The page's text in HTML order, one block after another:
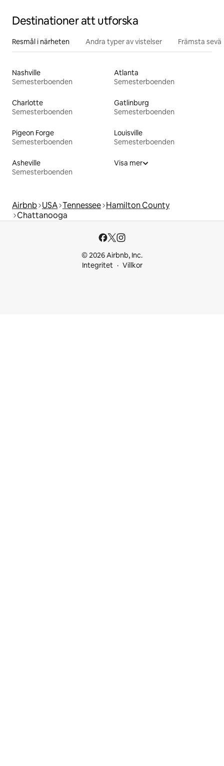
Destinationer att utforska
Resmål i närheten Andra typer av vistelser Främsta
Nashville
Semesterboenden
Atlanta
Semesterboenden
Charlotte
Semesterboenden
Gatlinburg
Semesterboenden
Pigeon Forge
Semesterboenden
Louisville
Semesterboenden
Asheville
Semesterboenden
Visa mer
Airbnb USA Tennessee Hamilton County
Chattanooga
© 2026 Airbnb, Inc.
Integritet
Villkor